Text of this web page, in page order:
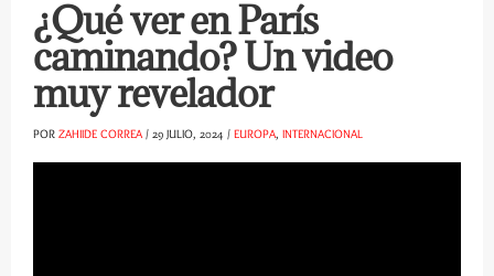
¿Qué ver en París
caminando? Un video
muy revelador
POR ZAHIIDE CORREA / 29 JULIO, 2024 / EUROPA, INTERNACIONAL